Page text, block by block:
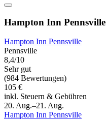
Hampton Inn Pennsville
Hampton Inn Pennsville
Pennsville
8,4/10
Sehr gut
(984 Bewertungen)
105 €
inkl. Steuern & Gebühren
20. Aug.–21. Aug.
Hampton Inn Pennsville